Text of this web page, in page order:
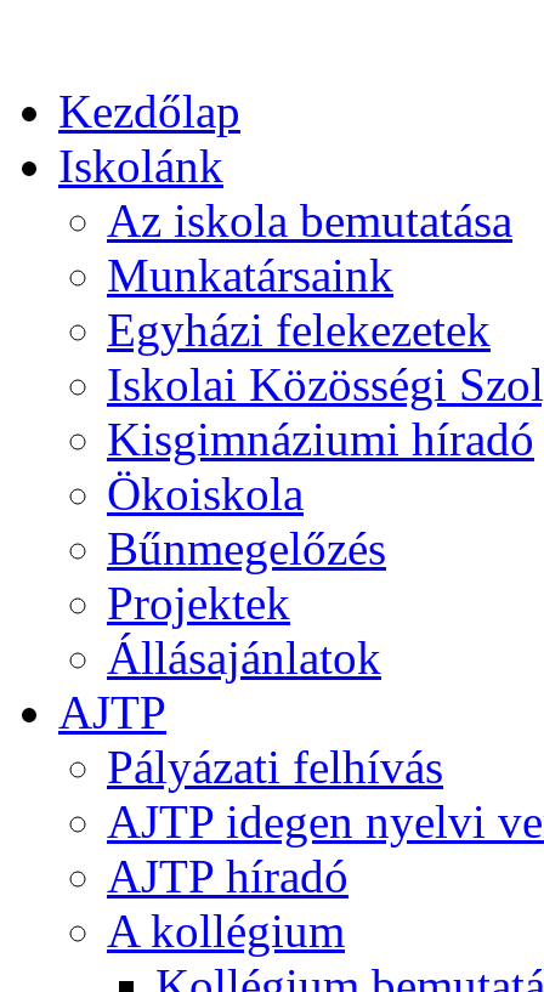
Kezdőlap
Iskolánk
Az iskola bemutatása
Munkatársaink
Egyházi felekezetek
Iskolai Közösségi
Kisgimnáziumi híradó
Ökoiskola
Bűnmegelőzés
Projektek
Állásajánlatok
AJTP
Pályázati felhívás
AJTP idegen nyelvi
AJTP híradó
A kollégium